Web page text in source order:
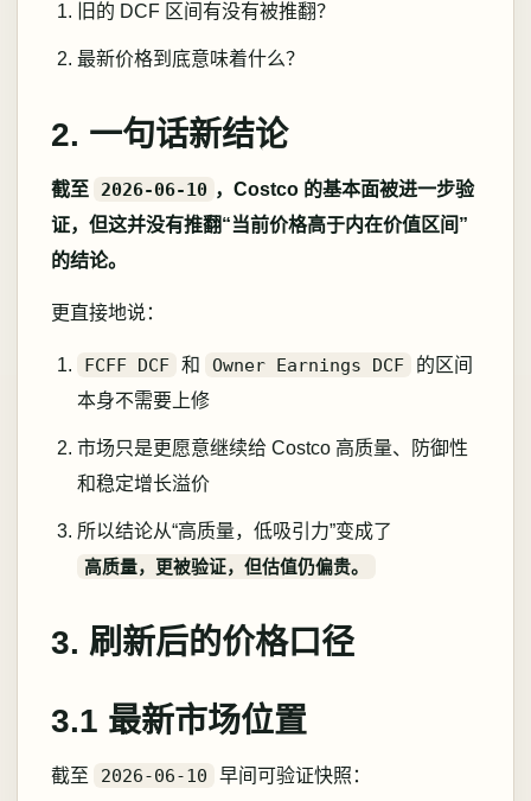
旧的 DCF 区间有没有被推翻？
最新价格到底意味着什么？
2. 一句话新结论
截至 2026-06-10 ，Costco 的基本面被进一步验
证，但这并没有推翻“当前价格高于内在价值区间”
的结论。
更直接地说：
FCFF DCF 和 Owner Earnings DCF
的区间
本身不需要上修
市场只是更愿意继续给 Costco 高质量、防御性
和稳定增长溢价
所以结论从“高质量，低吸引力”变成了
高质量，更被验证，但估值仍偏贵。
3. 刷新后的价格口径
3.1 最新市场位置
截至 2026-06-10 早间可验证快照：